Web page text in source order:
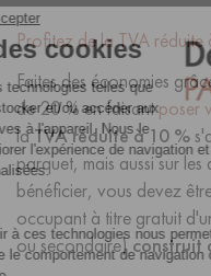
Profitez de la TVA
Faites des économies
de 20 % en faisantposer
laTVA réduite à 10 %
parquet, mais aussi sur
bénéficier, vous devez
occupant à titre gratuit
ou secondaire)construit